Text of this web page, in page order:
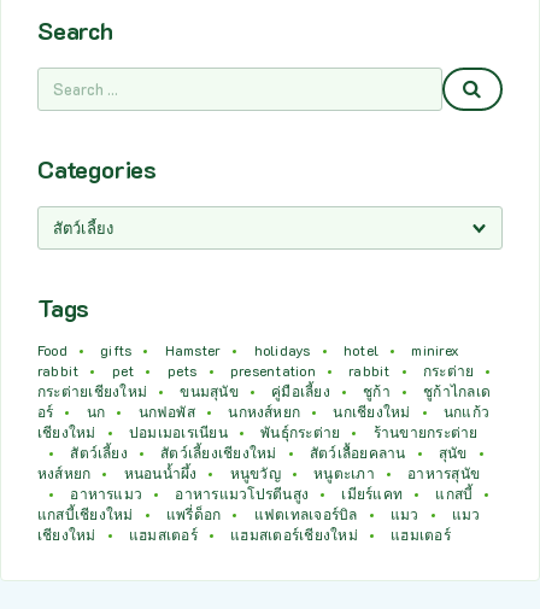
Search
Categories
Tags
Food gifts Hamster holidays hotel
minirex
rabbit
pet pets presentation rabbit
กระต่าย
กระต่ายเชียงใหม่
ขนมสุนัข คู่มือเลี้ยง ชูก้า
ชูก้าไกลเด
อร์
นก นกฟอพัส นกหงส์หยก นกเชียงใหม่
นกแก้ว
เชียงใหม่
ปอมเมอเรเนียน พันธุ์กระต่าย
ร้านขายกระต่าย
สัตว์เลี้ยง
สัตว์เลี้ยงเชียงใหม่ สัตว์เลื้อยคลาน
สุนัข
หงส์หยก
หนอนน้ำผึ้ง หนูขวัญ หนูตะเภา
อาหารสุนัข
อาหารแมว
อาหารแมวโปรตีนสูง เมียร์แคท
แกสบี้
แกสบี้เชียงใหม่
แพรี่ด็อก แฟตเทลเจอร์บิล แมว
แมว
เชียงใหม่
แฮมสเตอร์ แฮมสเตอร์เชียงใหม่ แฮมเตอร์